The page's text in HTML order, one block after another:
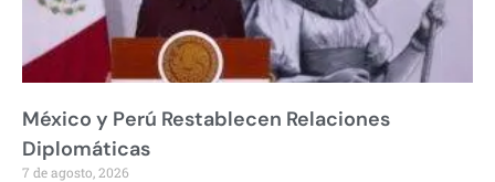
México y Perú Restablecen Relaciones
Diplomáticas
7 de agosto, 2026